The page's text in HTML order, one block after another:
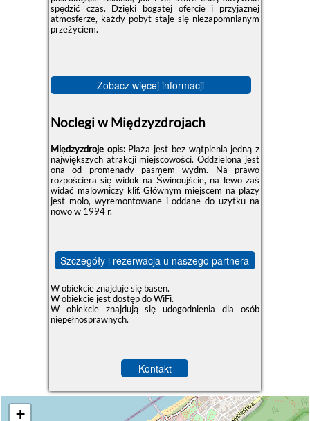
spędzić czas. Dzięki bogatej ofercie i przyjaznej
atmosferze, każdy pobyt staje się niezapomnianym
przeżyciem.
Zobacz więcej informacji
Noclegi w Międzyzdrojach
Międzyzdroje opis: Plaża jest bez wątpienia jedną z
największych atrakcji miejscowości. Oddzielona jest
ona od promenady pasmem wydm. Na prawo
rozpościera się widok na Świnoujście, na lewo zaś
widać malowniczy klif. Głównym miejscem na plazy
jest molo, wyremontowane i oddane do uzytku na
nowo w 1994 r.
Szczegóły i rezerwacja u naszego partnera
W obiekcie znajduje się basen.
W obiekcie jest dostęp do WiFi.
W obiekcie znajdują się udogodnienia dla osób
niepełnosprawnych.
Kontakt
+